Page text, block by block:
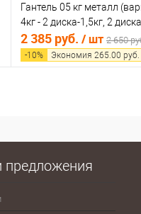
Гантель 05 кг металл
4кг - 2 диска-1,5кг, 2
2 385 руб. / шт 2 650
-10% Экономия 265.00 руб.
предложения